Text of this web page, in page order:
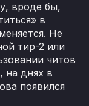
вроде бы,
в
Не
тир-2 или
читов
на днях в
появился